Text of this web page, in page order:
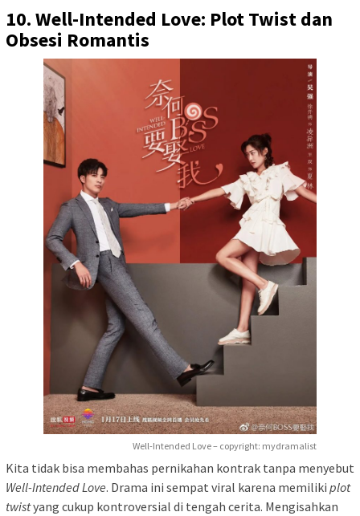
10. Well-Intended Love: Plot Twist dan
Obsesi Romantis
Well-Intended Love – copyright: mydramalist
Kita tidak bisa membahas pernikahan kontrak tanpa menyebut
Well-Intended Love. Drama ini sempat viral karena memiliki plot
twistyang cukup kontroversial di tengah cerita. Mengisahkan